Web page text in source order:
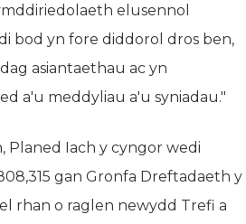
elusennol
bod yn fore diddorol dros ben,
asiantaethau ac yn
a'u meddyliau a'u syniadau."
Planed Iach y cyngor wedi
gan Gronfa Dreftadaeth y
rhan o raglen newydd Trefi a